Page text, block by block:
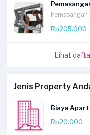
Rp205.000
Lihat
Jenis Property
Biaya
Rp20.000